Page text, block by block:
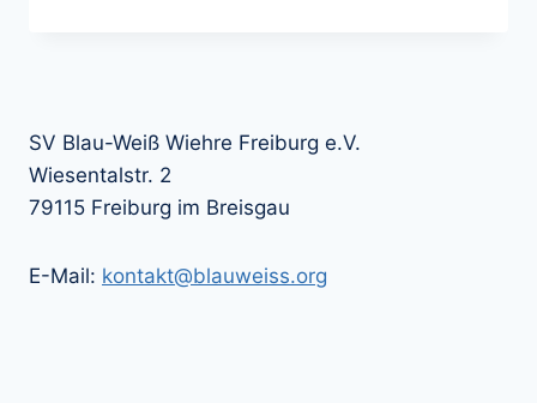
BLAU-
2
SV Blau-Weiß Wiehre Freiburg e.V.
Wiesentalstr. 2
79115 Freiburg im Breisgau
E-Mail: kontakt@blauweiss.org